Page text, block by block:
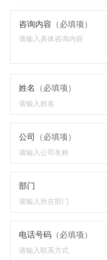
咨询内容 （必填项）
姓名 （必填项）
公司 （必填项）
部门
电话号码 （必填项）